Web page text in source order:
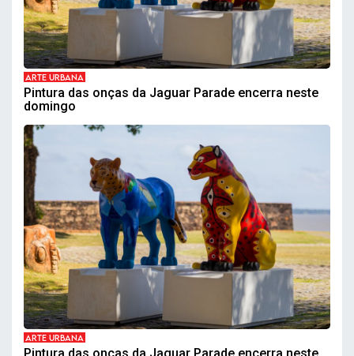
ARTE URBANA
Pintura das onças da Jaguar Parade encerra neste
domingo
ARTE URBANA